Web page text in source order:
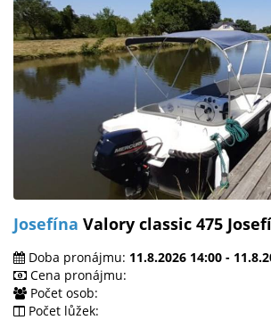
Josefína Valory classic 475
Doba pronájmu: 11.8.2026 14:00 -
Cena pronájmu:
Počet osob:
Počet lůžek: